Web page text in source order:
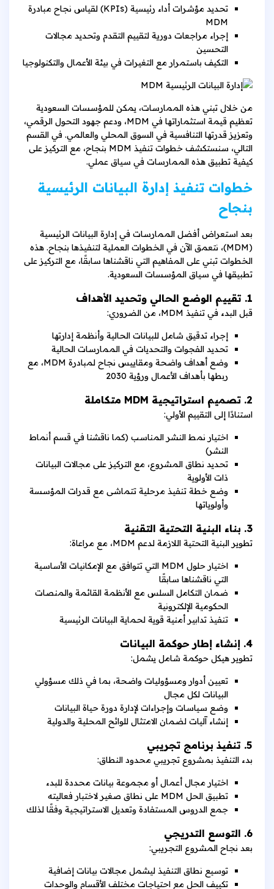
تحديد مؤشرات أداء رئيسية (KPIs) لقياس نجاح مبادرة
MDM
إجراء مراجعات دورية لتقييم التقدم وتحديد مجالات
التحسين
التكيف باستمرار مع التغيرات في بيئة الأعمال والتكنولوجيا
من خلال تبني هذه الممارسات، يمكن للمؤسسات السعودية
تعظيم قيمة استثماراتها في MDM، ودعم جهود التحول الرقمي،
وتعزيز قدرتها التنافسية في السوق المحلي والعالمي. في القسم
التالي، سنستكشف خطوات تنفيذ MDM بنجاح، مع التركيز على
كيفية تطبيق هذه الممارسات في سياق عملي.
خطوات تنفيذ إدارة البيانات الرئيسية
بنجاح
بعد استعراض أفضل الممارسات في إدارة البيانات الرئيسية
(MDM)، نتعمق الآن في الخطوات العملية لتنفيذها بنجاح. هذه
الخطوات تبني على المفاهيم التي ناقشناها سابقًا، مع التركيز على
تطبيقها في سياق المؤسسات السعودية.
1. تقييم الوضع الحالي وتحديد الأهداف
قبل البدء في تنفيذ MDM، من الضروري:
إجراء تدقيق شامل للبيانات الحالية وأنظمة إدارتها
تحديد الفجوات والتحديات في الممارسات الحالية
وضع أهداف واضحة ومقاييس نجاح لمبادرة MDM، مع
ربطها بأهداف الأعمال ورؤية 2030
2. تصميم استراتيجية MDM متكاملة
استنادًا إلى التقييم الأولي:
اختيار نمط النشر المناسب (كما ناقشنا في قسم أنماط
النشر)
تحديد نطاق المشروع، مع التركيز على مجالات البيانات
ذات الأولوية
وضع خطة تنفيذ مرحلية تتماشى مع قدرات المؤسسة
وأولوياتها
3. بناء البنية التحتية التقنية
تطوير البنية التحتية اللازمة لدعم MDM، مع مراعاة:
اختيار حلول MDM التي تتوافق مع الإمكانيات الأساسية
التي ناقشناها سابقًا
ضمان التكامل السلس مع الأنظمة القائمة والمنصات
الحكومية الإلكترونية
تنفيذ تدابير أمنية قوية لحماية البيانات الرئيسية
4. إنشاء إطار حوكمة البيانات
تطوير هيكل حوكمة شامل يشمل:
تعيين أدوار ومسؤوليات واضحة، بما في ذلك مسؤولي
البيانات لكل مجال
وضع سياسات وإجراءات لإدارة دورة حياة البيانات
إنشاء آليات لضمان الامتثال للوائح المحلية والدولية
5. تنفيذ برنامج تجريبي
بدء التنفيذ بمشروع تجريبي محدود النطاق:
اختيار مجال أعمال أو مجموعة بيانات محددة للبدء
تطبيق الحل MDM على نطاق صغير لاختبار فعاليته
جمع الدروس المستفادة وتعديل الاستراتيجية وفقًا لذلك
6. التوسع التدريجي
بعد نجاح المشروع التجريبي:
توسيع نطاق التنفيذ ليشمل مجالات بيانات إضافية
تكييف الحل مع احتياجات مختلف الأقسام والوحدات